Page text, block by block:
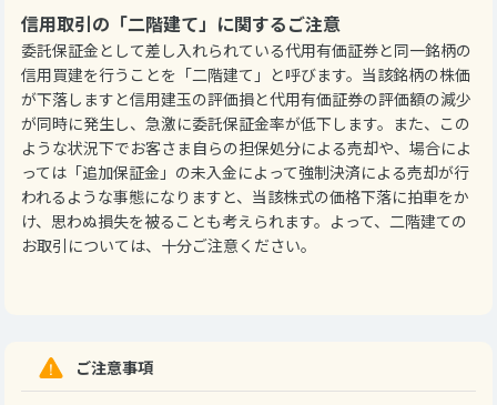
信用取引の「二階建て」に関するご注意
委託保証金として差し入れられている代用有価証券と同一銘柄の
信用買建を行うことを「二階建て」と呼びます。当該銘柄の株価
が下落しますと信用建玉の評価損と代用有価証券の評価額の減少
が同時に発生し、急激に委託保証金率が低下します。また、この
ような状況下でお客さま自らの担保処分による売却や、場合によ
っては「追加保証金」の未入金によって強制決済による売却が行
われるような事態になりますと、当該株式の価格下落に拍車をか
け、思わぬ損失を被ることも考えられます。よって、二階建ての
お取引については、十分ご注意ください。
ご注意事項